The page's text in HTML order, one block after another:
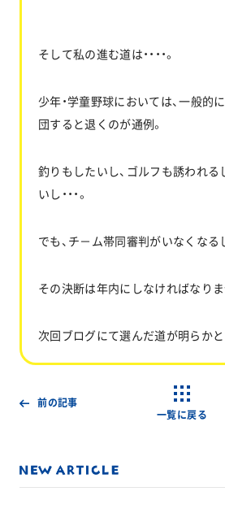
そして私の進む道は・・・・。
少年・学童野球においては、一般的
団すると退くのが通例。
釣りもしたいし、ゴルフも誘われる
いし・・・。
でも、チ－ム帯同審判がいなくなるし
その決断は年内にしなければなりま
次回ブログにて選んだ道が明らかと
前の記事
一覧に戻る